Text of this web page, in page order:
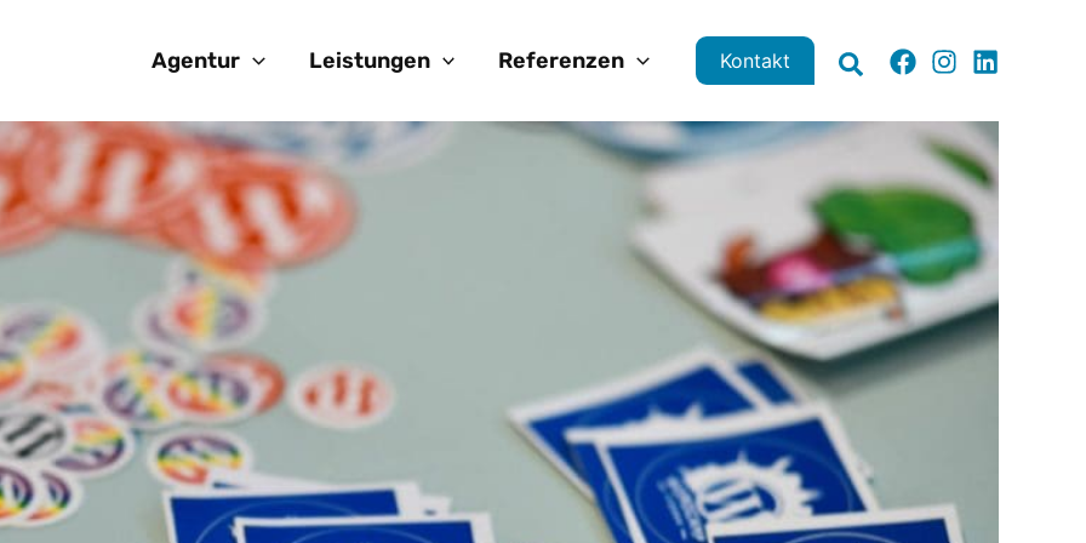
Agentur Leistungen Referenzen Kontakt